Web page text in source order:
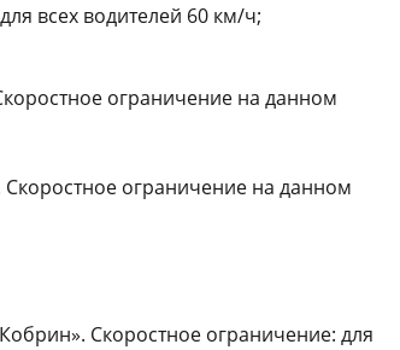
всех водителей 60 км/ч;
ограничение на данном
Скоростное ограничение на данном
Скоростное ограничение: для